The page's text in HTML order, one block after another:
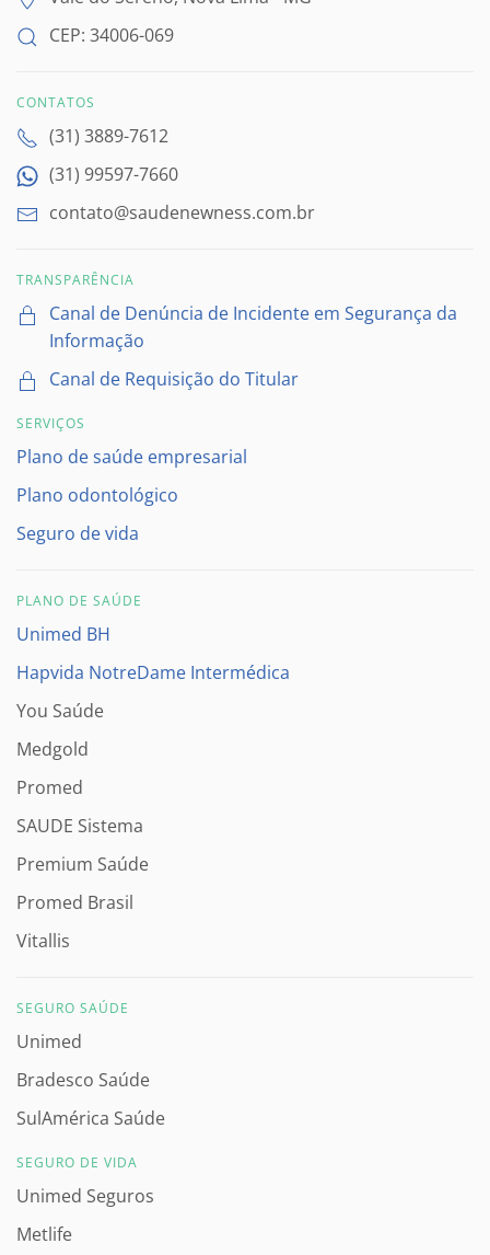
CEP: 34006-069
CONTATOS
(31) 3889-7612
(31) 99597-7660
contato@saudenewness.com.br
TRANSPARÊNCIA
Canal de Denúncia de Incidente em Segurança da
Informação
Canal de Requisição do Titular
SERVIÇOS
Plano de saúde empresarial
Plano odontológico
Seguro de vida
PLANO DE SAÚDE
Unimed BH
Hapvida NotreDame Intermédica
You Saúde
Medgold
Promed
SAUDE Sistema
Premium Saúde
Promed Brasil
Vitallis
SEGURO SAÚDE
Unimed
Bradesco Saúde
SulAmérica Saúde
SEGURO DE VIDA
Unimed Seguros
Metlife